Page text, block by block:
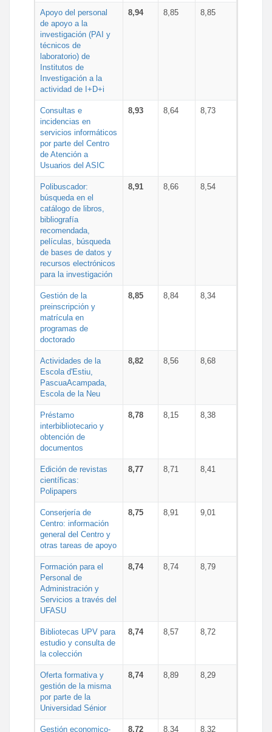
Apoyo del personal
de apoyo a la
investigación (PAI y
técnicos de
laboratorio) de
Institutos de
Investigación a la
actividad de I+D+i
8,94 8,85 8,85
Consultas e
incidencias en
servicios informáticos
por parte del Centro
de Atención a
Usuarios del ASIC
8,93 8,64 8,73
Polibuscador:
búsqueda en el
catálogo de libros,
bibliografía
recomendada,
películas, búsqueda
de bases de datos y
recursos electrónicos
para la investigación
8,91 8,66 8,54
Gestión de la
preinscripción y
matrícula en
programas de
doctorado
8,85 8,84 8,34
Actividades de la
Escola d'Estiu,
PascuaAcampada,
Escola de la Neu
8,82 8,56 8,68
Préstamo
interbibliotecario y
obtención de
documentos
8,78 8,15 8,38
Edición de revistas
científicas:
Polipapers
8,77 8,71 8,41
Conserjería de
Centro: información
general del Centro y
otras tareas de apoyo
8,75 8,91 9,01
Formación para el
Personal de
Administración y
Servicios a través del
UFASU
8,74 8,74 8,79
Bibliotecas UPV para
estudio y consulta de
la colección
8,74 8,57 8,72
Oferta formativa y
gestión de la misma
por parte de la
Universidad Sénior
8,74 8,89 8,29
Gestión economico- 8,72 8,34 8,32